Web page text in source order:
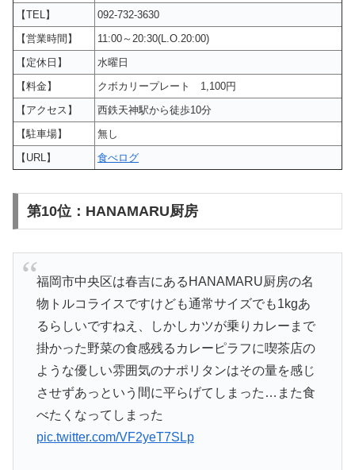
【TEL】
092-732-3630
【営業時間】
11:00～20:30(L.O.20:00)
【定休日】
水曜日
【料金】
クボカリープレート 1,100円
【アクセス】
西鉄天神駅から徒歩10分
【駐車場】
無し
【URL】
食べログ
第10位：HANAMARU厨房
福岡市中央区は春吉にあるHANAMARU厨房の名
物トルコライスですけども通常サイズでも1kgあ
るらしいですねえ、しかしカツが乗りカレーまで
掛かった野菜の食感残るカレーピラフに喫茶店の
ような優しい雰囲気のナポリタンはその量を感じ
させずあっという間に平らげてしまった…また食
べたくなってしまった
pic.twitter.com/VF2yeT7SLp